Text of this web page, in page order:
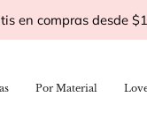
en compras desde
Por Material